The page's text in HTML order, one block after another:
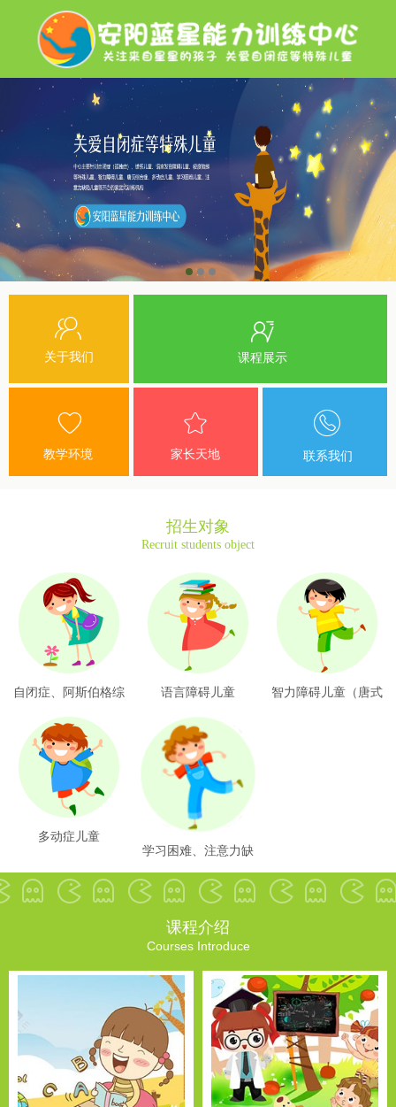
关于我们 课程展示
教学环境 家长天地 联系我们
招生对象
Recruit students object
自闭症、阿斯伯格综
合症
语言障碍儿童 智力障碍儿童（唐式
多动症儿童
学习困难、注意力缺
陷儿童
课程介绍
Courses Introduce